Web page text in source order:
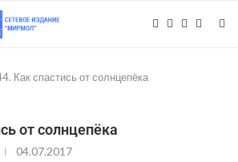
Как спастись от солнцепёка
от солнцепёка
04.07.2017